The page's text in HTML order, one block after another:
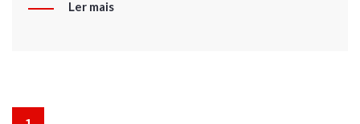
Ler mais